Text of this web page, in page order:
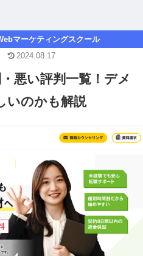
マーケティングスクール
悪い評判一覧！デメ
いのかも解説
2024.08.17